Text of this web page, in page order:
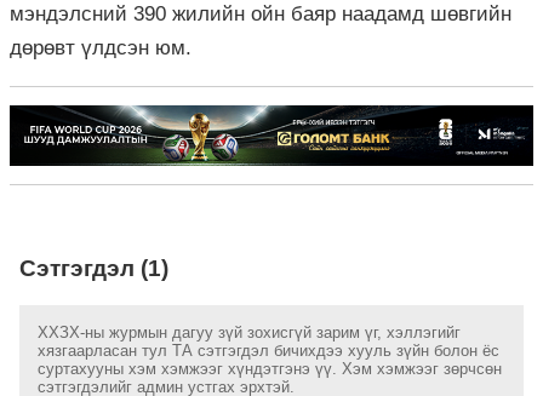
мэндэлсний 390 жилийн ойн баяр наадамд шөвгийн
дөрөвт үлдсэн юм.
Сэтгэгдэл (1)
ХХЗХ-ны журмын дагуу зүй зохисгүй зарим үг, хэллэгийг
хязгаарласан тул ТА сэтгэгдэл бичихдээ хууль зүйн болон ёс
суртахууны хэм хэмжээг хүндэтгэнэ үү. Хэм хэмжээг зөрчсөн
сэтгэгдэлийг админ устгах эрхтэй.